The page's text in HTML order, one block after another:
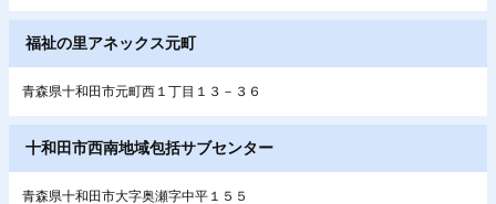
福祉の里アネックス元町
青森県十和田市元町西１丁目１３－３６
十和田市西南地域包括サブセンター
青森県十和田市大字奥瀬字中平１５５